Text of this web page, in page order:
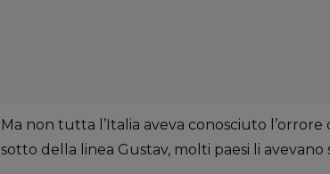
Ma non tutta l’Italia aveva conosciuto
sotto della linea Gustav, molti paesi li avevano